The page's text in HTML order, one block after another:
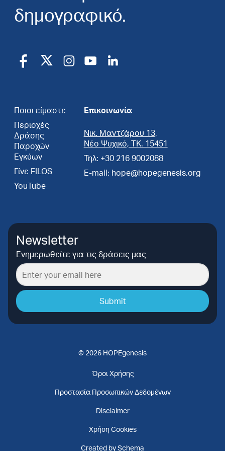
δημογραφικό.
Ποιοι είμαστε
Περιοχές
Δράσης
Παροχών
Εγκύων
Γίνε FILOS
YouTube
Επικοινωνία
Νικ. Μαντζάρου 13,
Νέο Ψυχικό, ΤΚ. 15451
Τηλ: +30 216 9002088
E-mail: hope@hopegenesis.org
Newsletter
Ενημερωθείτε για τις δράσεις μας
Submit
© 2026 HOPEgenesis
Όροι Χρήσης
Προστασία Προσωπικών Δεδομένων
Disclaimer
Χρήση Cookies
Created by Schema